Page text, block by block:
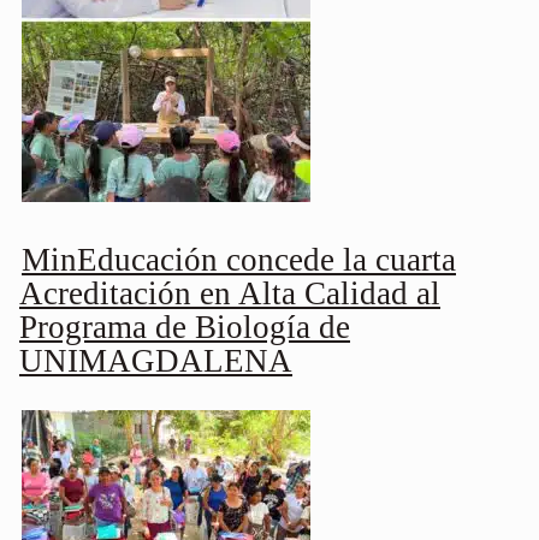
MinEducación concede la cuarta
Acreditación en Alta Calidad al
Programa de Biología de
UNIMAGDALENA